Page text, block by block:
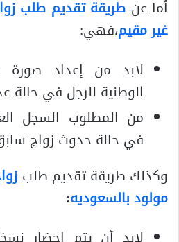
أما عن طريقة تقديم طلب
غير مقيم،فهي:
لابد من إعداد صورة
الوطنية للرجل في حالة
من المطلوب السجل
في حالة حدوث زواج
وكذلك طريقة تقديم طلب
مولود بالسعوديه: